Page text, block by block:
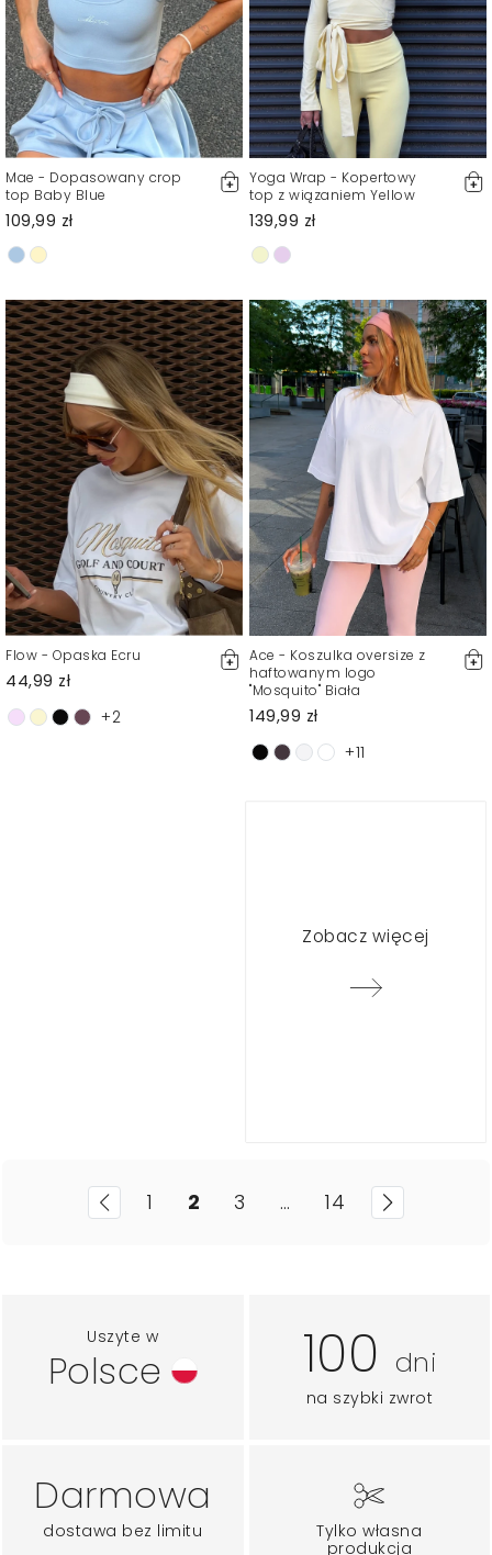
Mae - Dopasowany crop
top Baby Blue
109,99 zł
Yoga Wrap - Kopertowy
top z wiązaniem Yellow
139,99 zł
Flow - Opaska Ecru
44,99 zł
+2
Ace - Koszulka oversize z
haftowanym logo
"Mosquito" Biała
149,99 zł
+11
Zobacz więcej
1 2 3 … 14
Uszyte w
Polsce 100 dni
na szybki zwrot
Darmowa
dostawa bez limitu
Tylko własna
produkcja